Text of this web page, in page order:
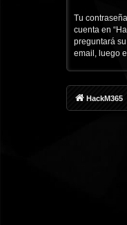
Tu
cuenta en
preguntará
email, luego
HackM365